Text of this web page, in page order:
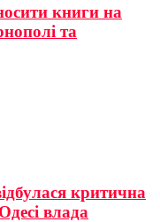
книги на
та
критична
влада